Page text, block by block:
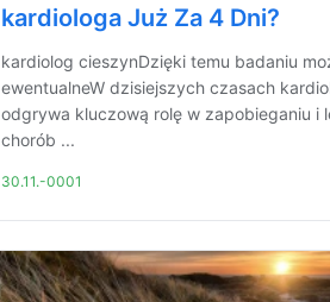
kardiologa Już Za 4 Dni?
kardiolog cieszynDzięki temu badaniu
ewentualneW dzisiejszych czasach
odgrywa kluczową rolę w zapobieganiu i
chorób ...
30.11.-0001